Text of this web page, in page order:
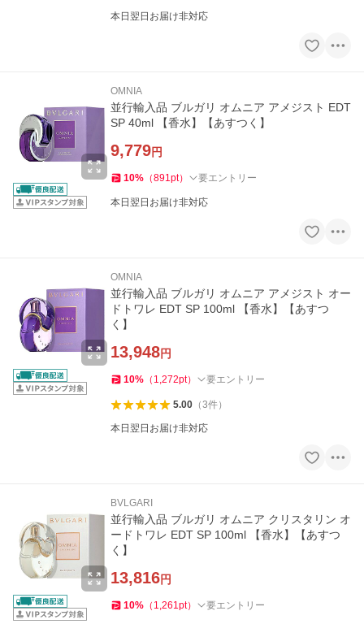
本日翌日お届け非対応
OMNIA
並行輸入品 ブルガリ オムニア アメジスト EDT
SP 40ml 【香水】【あすつく】
9,779円
10% （891pt） 要エントリー
本日翌日お届け非対応
OMNIA
並行輸入品 ブルガリ オムニア アメジスト オー
ドトワレ EDT SP 100ml 【香水】【あすつ
く】
13,948円
10% （ 1,272pt） 要エントリー
5.00（3件）
本日翌日お届け非対応
BVLGARI
並行輸入品 ブルガリ オムニア クリスタリン オ
ードトワレ EDT SP 100ml 【香水】【あすつ
く】
13,816円
10% （ 1,261pt） 要エントリー